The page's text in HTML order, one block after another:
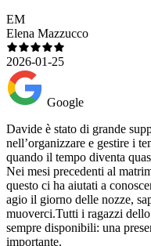
EM
Elena Mazzucco
2026-01-25
Google
Davide è stato di grande
nell’organizzare e gestire i
quando il tempo diventa
Nei mesi precedenti al
questo ci ha aiutati a
agio il giorno delle nozze,
muoverci.Tutti i ragazzi
sempre disponibili: una
importante.